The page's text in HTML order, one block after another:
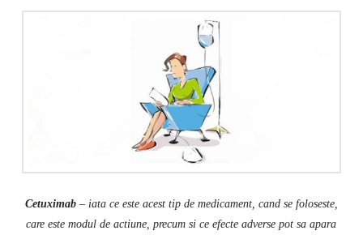
Cetuximab– iata ce este acest tip de medicament, cand se foloseste,
care este modul de actiune, precum si ce efecte adverse pot sa apara